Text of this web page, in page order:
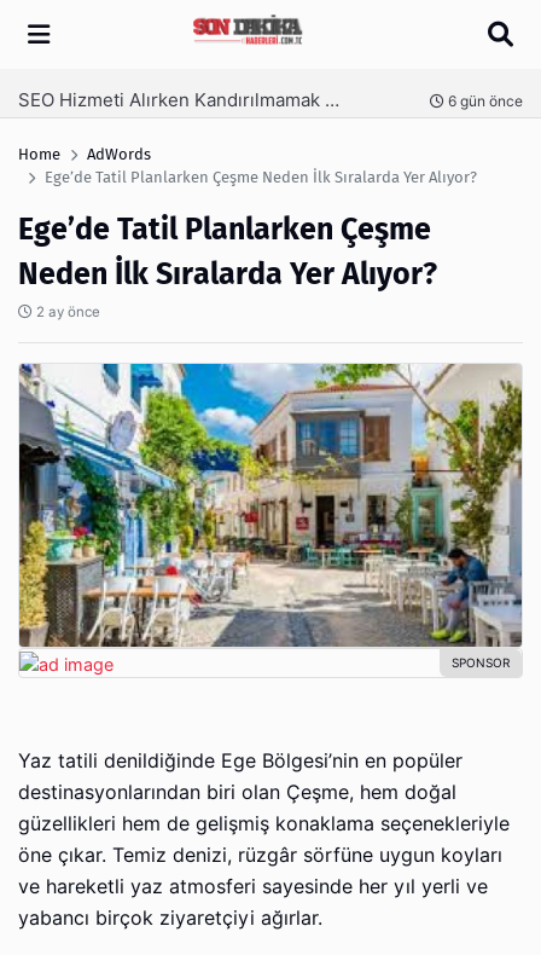
Arama
SEO Hizmeti Alırken Kandırılmamak İçin Bilinmesi Gerekenler 6 gün önce
Home
AdWords
Ege’de Tatil Planlarken Çeşme Neden İlk Sıralarda Yer Alıyor?
Ege’de Tatil Planlarken Çeşme
Neden İlk Sıralarda Yer Alıyor?
2 ay önce
Yaz tatili denildiğinde Ege Bölgesi’nin en popüler
destinasyonlarından biri olan Çeşme, hem doğal
güzellikleri hem de gelişmiş konaklama seçenekleriyle
öne çıkar. Temiz denizi, rüzgâr sörfüne uygun koyları
ve hareketli yaz atmosferi sayesinde her yıl yerli ve
yabancı birçok ziyaretçiyi ağırlar.